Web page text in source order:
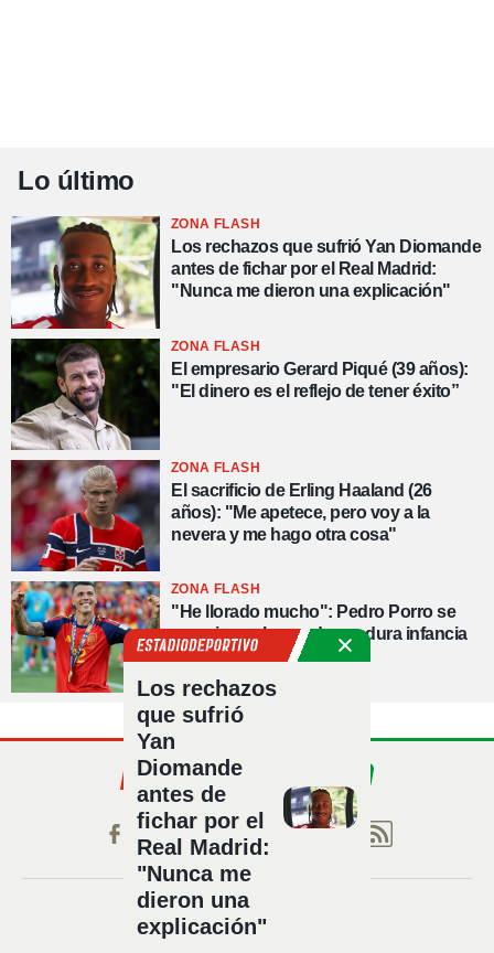
Lo último
ZONA FLASH
Los rechazos que sufrió Yan Diomande
antes de fichar por el Real Madrid:
"Nunca me dieron una explicación"
ZONA FLASH
El empresario Gerard Piqué (39 años):
"El dinero es el reflejo de tener éxito”
ZONA FLASH
El sacrificio de Erling Haaland (26
años): "Me apetece, pero voy a la
nevera y me hago otra cosa"
ZONA FLASH
"He llorado mucho": Pedro Porro se
emociona al recordar su dura infancia
Política de privacidad
Los rechazos
que sufrió
Yan
Diomande
antes de
fichar por el
Real Madrid:
"Nunca me
dieron una
explicación"